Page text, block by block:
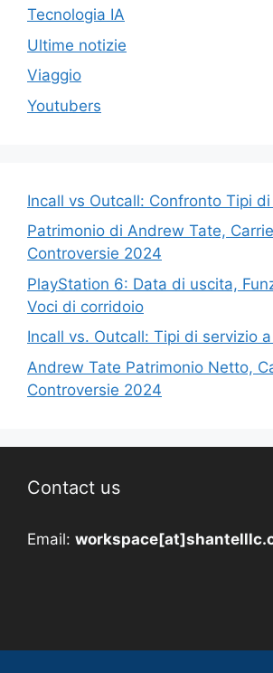
Tecnologia IA
Ultime notizie
Viaggio
Youtubers
Incall vs Outcall: Confronto Tipi
Patrimonio di Andrew Tate,
Controversie 2024
PlayStation 6: Data di uscita,
Voci di corridoio
Incall vs. Outcall: Tipi di servizio
Andrew Tate Patrimonio Netto,
Controversie 2024
Contact us
Email: